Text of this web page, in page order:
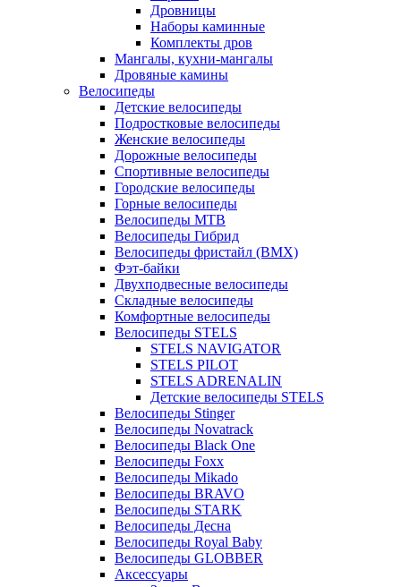
Дровницы
Наборы каминные
Комплекты дров
Мангалы, кухни-мангалы
Дровяные камины
Велосипеды
Детские велосипеды
Подростковые велосипеды
Женские велосипеды
Дорожные велосипеды
Спортивные велосипеды
Городские велосипеды
Горные велосипеды
Велосипеды MTB
Велосипеды Гибрид
Велосипеды фристайл (BMX)
Фэт-байки
Двухподвесные велосипеды
Складные велосипеды
Комфортные велосипеды
Велосипеды STELS
STELS NAVIGATOR
STELS PILOT
STELS ADRENALIN
Детские велосипеды STELS
Велосипеды Stinger
Велосипеды Novatrack
Велосипеды Black One
Велосипеды Foxx
Велосипеды Mikado
Велосипеды BRAVO
Велосипеды STARK
Велосипеды Десна
Велосипеды Royal Baby
Велосипеды GLOBBER
Аксессуары